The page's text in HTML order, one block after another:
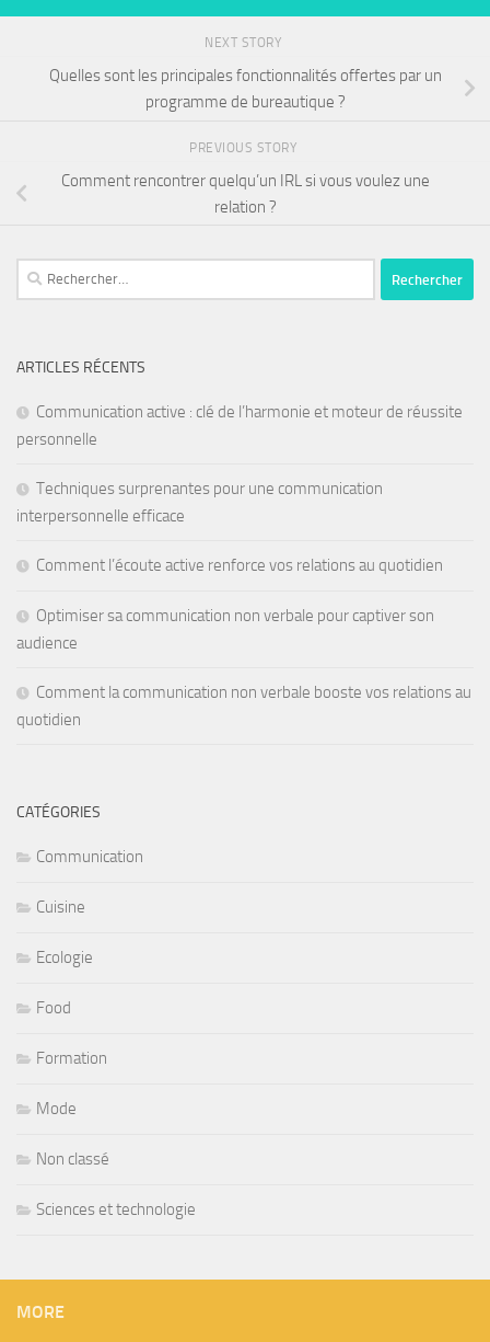
NEXT STORY
Quelles sont les principales fonctionnalités offertes par un
programme de bureautique ?
PREVIOUS STORY
Comment rencontrer quelqu’un IRL si vous voulez une
relation ?
ARTICLES RÉCENTS
Communication active : clé de l’harmonie et moteur de réussite
personnelle
Techniques surprenantes pour une communication
interpersonnelle efficace
Comment l’écoute active renforce vos relations au quotidien
Optimiser sa communication non verbale pour captiver son
audience
Comment la communication non verbale booste vos relations au
quotidien
CATÉGORIES
Communication
Cuisine
Ecologie
Food
Formation
Mode
Non classé
Sciences et technologie
MORE